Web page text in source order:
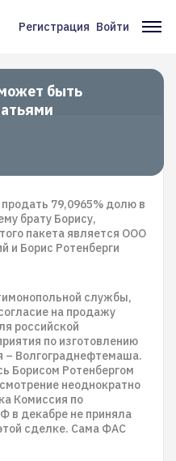
Меню
учётной
записи
пользователя
Регистрация Войти
быть
79,0965% долю в
брату Борису,
пакета является ООО
и Борис Ротенберги
службы,
на продажу
российской
по изготовлению
– Волгограднефтемаша.
Борисом Ротенбергом
неоднократно
Комиссия по
в декабре не приняла
сделке. Сама ФАС